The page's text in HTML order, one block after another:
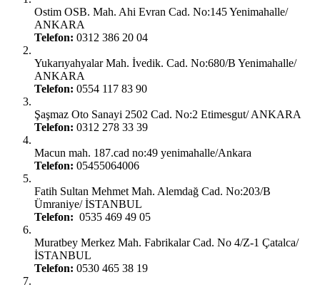
Ostim OSB. Mah. Ahi Evran Cad. No:145 Yenimahalle/
ANKARA
Telefon: 0312 386 20 04
Yukarıyahyalar Mah. İvedik. Cad. No:680/B Yenimahalle/
ANKARA
Telefon: 0554 117 83 90
Şaşmaz Oto Sanayi 2502 Cad. No:2 Etimesgut/ ANKARA
Telefon: 0312 278 33 39
Macun mah. 187.cad no:49 yenimahalle/Ankara
Telefon: 05455064006
Fatih Sultan Mehmet Mah. Alemdağ Cad. No:203/B
Ümraniye/ İSTANBUL
Telefon: 0535 469 49 05
Muratbey Merkez Mah. Fabrikalar Cad. No 4/Z-1 Çatalca/
İSTANBUL
Telefon: 0530 465 38 19